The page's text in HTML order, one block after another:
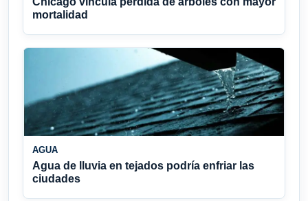
mortalidad
AGUA
Agua de lluvia en tejados podría enfriar las
ciudades